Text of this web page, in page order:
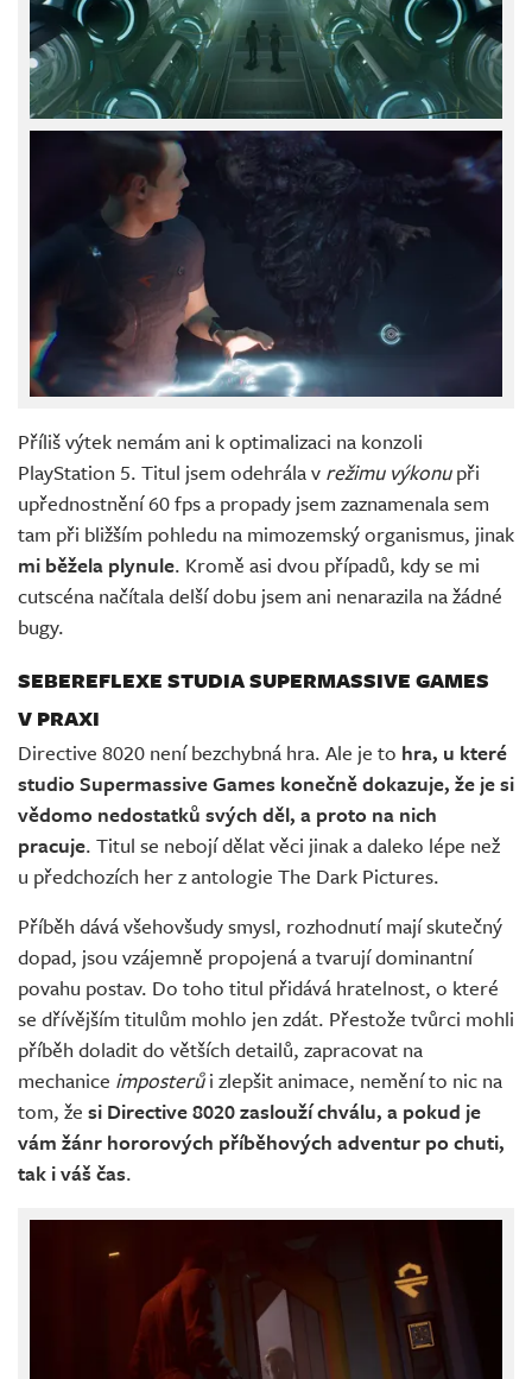
Příliš výtek nemám ani k optimalizaci na konzoli
PlayStation 5. Titul jsem odehrála v režimu výkonupři
upřednostnění 60 fps a propady jsem zaznamenala sem
tam při bližším pohledu na mimozemský organismus, jinak
mi běžela plynule. Kromě asi dvou případů, kdy se mi
cutscéna načítala delší dobu jsem ani nenarazila na žádné
bugy.
SEBEREFLEXE STUDIA SUPERMASSIVE GAMES
V PRAXI
Directive 8020 není bezchybná hra. Ale je to hra, u které
studio Supermassive Games konečně dokazuje, že je si
vědomo nedostatků svých děl, a proto na nich
pracuje. Titul se nebojí dělat věci jinak a daleko lépe než
u předchozích her z antologie The Dark Pictures.
Příběh dává všehovšudy smysl, rozhodnutí mají skutečný
dopad, jsou vzájemně propojená a tvarují dominantní
povahu postav. Do toho titul přidává hratelnost, o které
se dřívějším titulům mohlo jen zdát. Přestože tvůrci mohli
příběh doladit do větších detailů, zapracovat na
mechanice imposterůi zlepšit animace, nemění to nic na
tom, že si Directive 8020 zaslouží chválu, a pokud je
vám žánr hororových příběhových adventur po chuti,
tak i váš čas.